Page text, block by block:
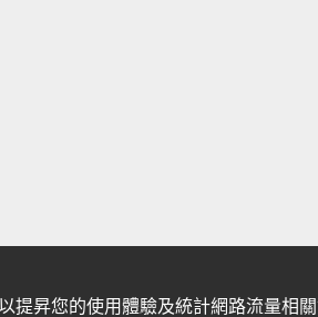
提昇您的使用體驗及統計網路流量相